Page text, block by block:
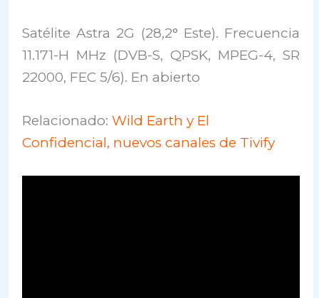
Satélite Astra 2G (28,2° Este). Frecuencia
11.171-H MHz (DVB-S, QPSK, MPEG-4, SR
22000, FEC 5/6). En abierto
Relacionado:Wild Earth y El
Confidencial, nuevos canales de Tivify